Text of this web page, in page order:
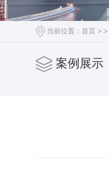
当前位置： 首页 > >
案例展示